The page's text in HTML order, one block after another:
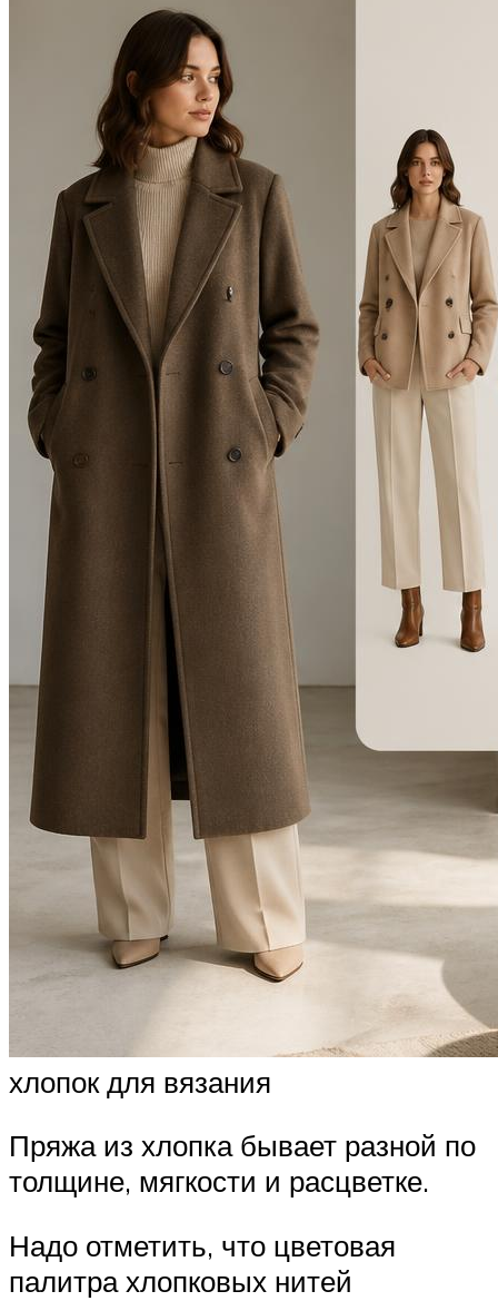
хлопок для вязания
Пряжа из хлопка бывает разной по
толщине, мягкости и расцветке.
Надо отметить, что цветовая
палитра хлопковых нитей